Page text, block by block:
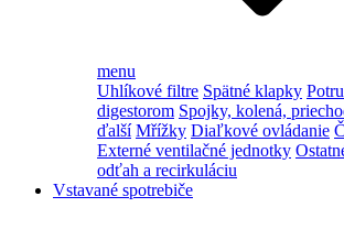
menu
Uhlíkové filtre Spätné klapky
digestorom Spojky, kolená,
ďalší Mřížky Diaľkové ovládanie
Externé ventilačné jednotky
odťah a recirkuláciu
Vstavané spotrebiče